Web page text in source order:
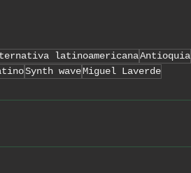
latinoamericanaAntioquia
Synth waveMiguel Laverde